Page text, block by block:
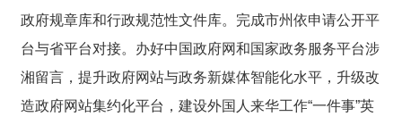
政府规章库和行政规范性文件库。完成市州依申请公开平
台与省平台对接。办好中国政府网和国家政务服务平台涉
湘留言，提升政府网站与政务新媒体智能化水平，升级改
造政府网站集约化平台，建设外国人来华工作“一件事”英